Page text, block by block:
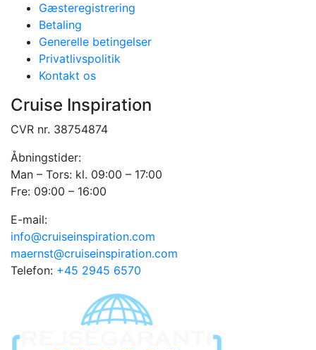
Gæsteregistrering
Betaling
Generelle betingelser
Privatlivspolitik
Kontakt os
Cruise Inspiration
CVR nr. 38754874
Åbningstider:
Man – Tors: kl. 09:00 – 17:00
Fre: 09:00 – 16:00
E-mail:
info@cruiseinspiration.com
maernst@cruiseinspiration.com
Telefon: +45 2945 6570